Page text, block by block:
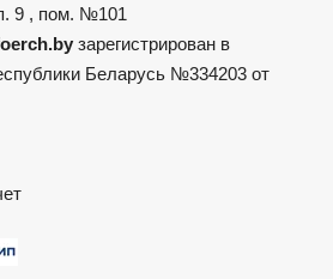
9 , пом. №101
зарегистрирован в
Беларусь №334203 от